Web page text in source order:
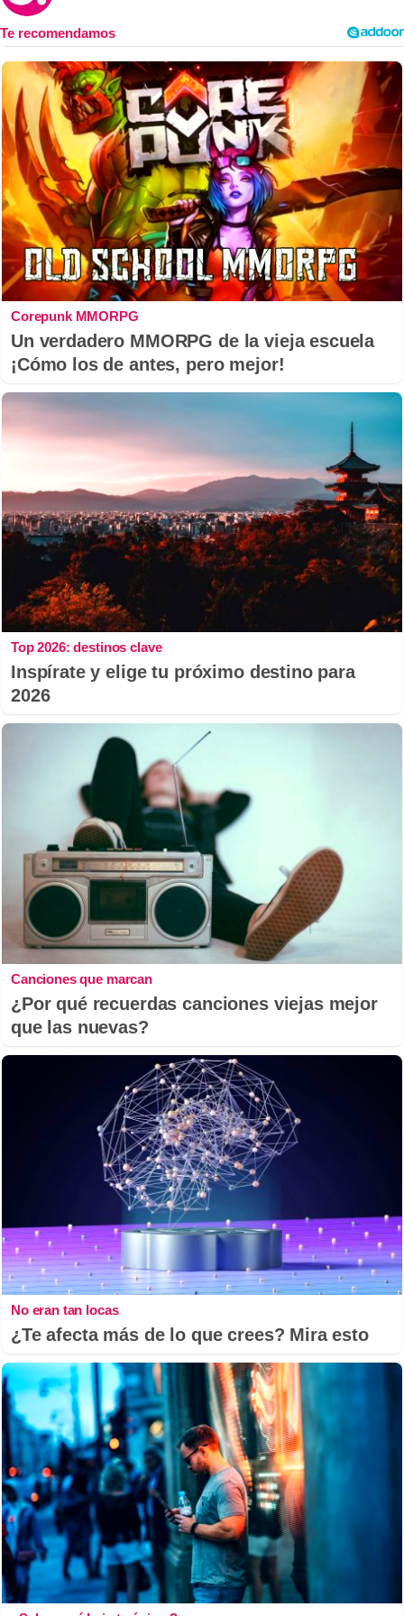
Corepunk MMORPG
Un verdadero MMORPG de la vieja escuela
¡Cómo los de antes, pero mejor!
Top 2026: destinos clave
Inspírate y elige tu próximo destino para
2026
Canciones que marcan
¿Por qué recuerdas canciones viejas mejor
que las nuevas?
No eran tan locas
¿Te afecta más de lo que crees? Mira esto